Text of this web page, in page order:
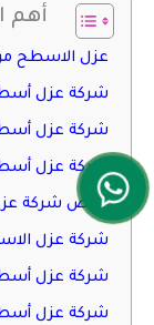
أهم
عزل الاسطح
شركة عزل
شركة عزل
شركة عزل
أرخص شركة
شركة عزل
شركة عزل
شركة عزل